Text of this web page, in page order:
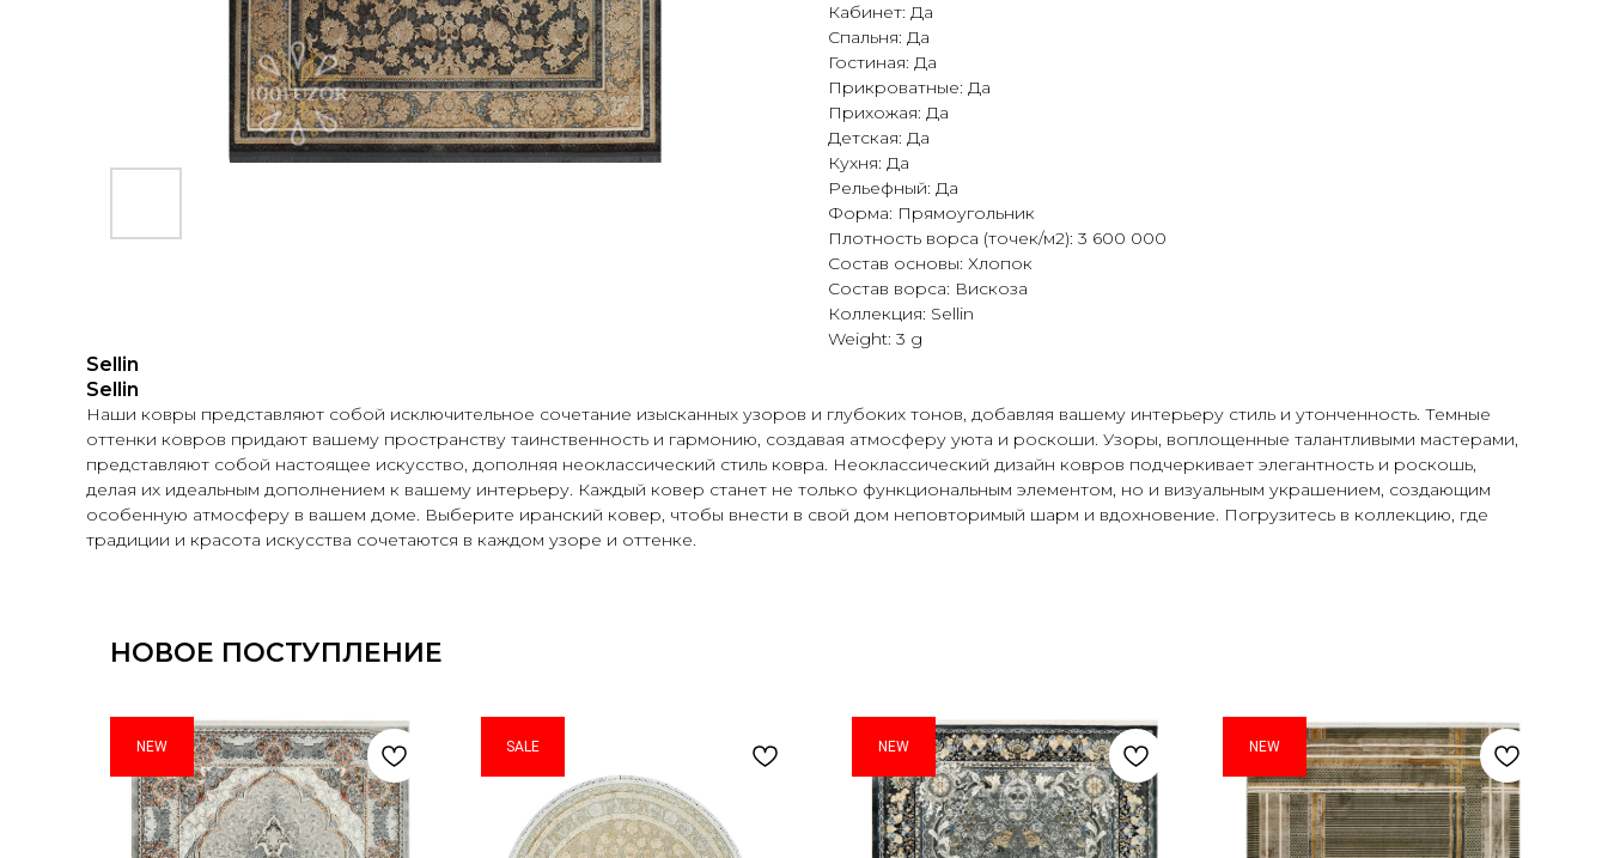
Кабинет: Да
Спальня: Да
Гостиная: Да
Прикроватные: Да
Прихожая: Да
Детская: Да
Кухня: Да
Рельефный: Да
Форма: Прямоугольник
Плотность ворса (точек/м2): 3 600 000
Состав основы: Хлопок
Состав ворса: Вискоза
Коллекция: Sellin
Weight: 3 g
Sellin
Sellin
Наши ковры представляют собой исключительное сочетание изысканных узоров и глубоких тонов, добавляя вашему интерьеру стиль и утонченность. Темные
оттенки ковров придают вашему пространству таинственность и гармонию, создавая атмосферу уюта и роскоши. Узоры, воплощенные талантливыми мастерами,
представляют собой настоящее искусство, дополняя неоклассический стиль ковра. Неоклассический дизайн ковров подчеркивает элегантность и роскошь,
делая их идеальным дополнением к вашему интерьеру. Каждый ковер станет не только функциональным элементом, но и визуальным украшением, создающим
особенную атмосферу в вашем доме. Выберите иранский ковер, чтобы внести в свой дом неповторимый шарм и вдохновение. Погрузитесь в коллекцию, где
традиции и красота искусства сочетаются в каждом узоре и оттенке.
НОВОЕ ПОСТУПЛЕНИЕ
NEW SALE NEW NEW